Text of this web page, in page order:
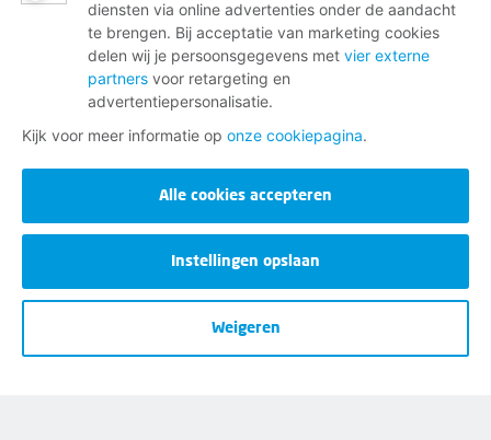
Disclaimer
Cookies
Opzeggen
diensten via online advertenties onder de aandacht
te brengen. Bij acceptatie van marketing cookies
delen wij je persoonsgegevens met vier externe
partners voor retargeting en
advertentiepersonalisatie.
Kijk voor meer informatie op onze cookiepagina.
Alle cookies accepteren
Instellingen opslaan
Weigeren